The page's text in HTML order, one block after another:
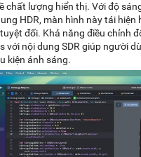
chất lượng hiển thị. Với độ
HDR, màn hình này tái hiện
đối. Khả năng điều chỉnh
với nội dung SDR giúp người
kiện ánh sáng.